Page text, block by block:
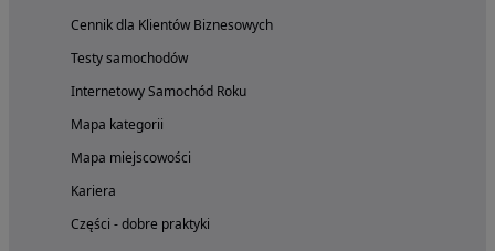
Cennik dla Klientów Biznesowych
Testy samochodów
Internetowy Samochód Roku
Mapa kategorii
Mapa miejscowości
Kariera
Części - dobre praktyki